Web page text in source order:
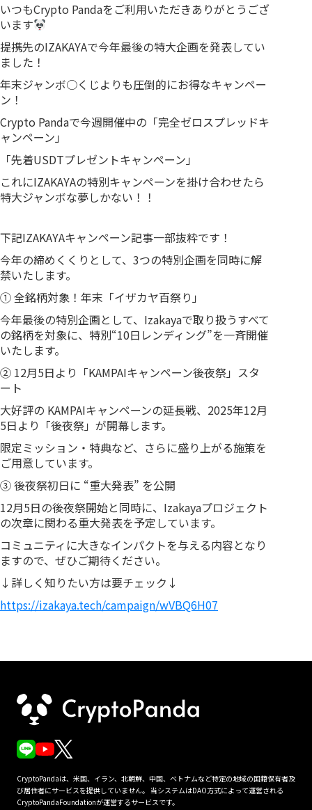
いつもCrypto Pandaをご利用いただきありがとうござ
います
提携先のIZAKAYAで今年最後の特大企画を発表してい
ました！
年末ジャンボ○くじよりも圧倒的にお得なキャンペー
ン！
Crypto Pandaで今週開催中の「完全ゼロスプレッドキ
ャンペーン」
「先着USDTプレゼントキャンペーン」
これにIZAKAYAの特別キャンペーンを掛け合わせたら
特大ジャンボな夢しかない！！
下記IZAKAYAキャンペーン記事一部抜粋です！
今年の締めくくりとして、3つの特別企画を同時に解
禁いたします。
① 全銘柄対象！年末「イザカヤ百祭り」
今年最後の特別企画として、Izakayaで取り扱うすべて
の銘柄を対象に、特別“10日レンディング”を一斉開催
いたします。
② 12月5日より「KAMPAIキャンペーン後夜祭」スタ
ート
大好評の KAMPAIキャンペーンの延長戦、2025年12月
5日より「後夜祭」が開幕します。
限定ミッション・特典など、さらに盛り上がる施策を
ご用意しています。
③ 後夜祭初日に “重大発表” を公開
12月5日の後夜祭開始と同時に、Izakayaプロジェクト
の次章に関わる重大発表を予定しています。
コミュニティに大きなインパクトを与える内容となり
ますので、ぜひご期待ください。
↓詳しく知りたい方は要チェック↓
https://izakaya.tech/campaign/wVBQ6H07
CryptoPandaは、米国、イラン、北朝鮮、中国、ベトナムなど特定の地域の国籍保有者及
び居住者にサービスを提供していません。 当システムはDAO方式によって運営される
CryptoPandaFoundationが運営するサービスです。